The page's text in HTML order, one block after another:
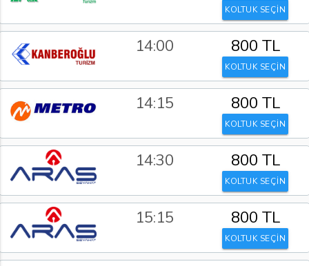
KOLTUK SEÇİN
14:00 800 TL
KOLTUK SEÇİN
14:15 800 TL
KOLTUK SEÇİN
14:30 800 TL
KOLTUK SEÇİN
15:15 800 TL
KOLTUK SEÇİN